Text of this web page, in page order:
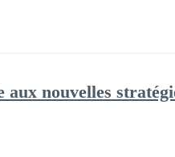
nouvelles